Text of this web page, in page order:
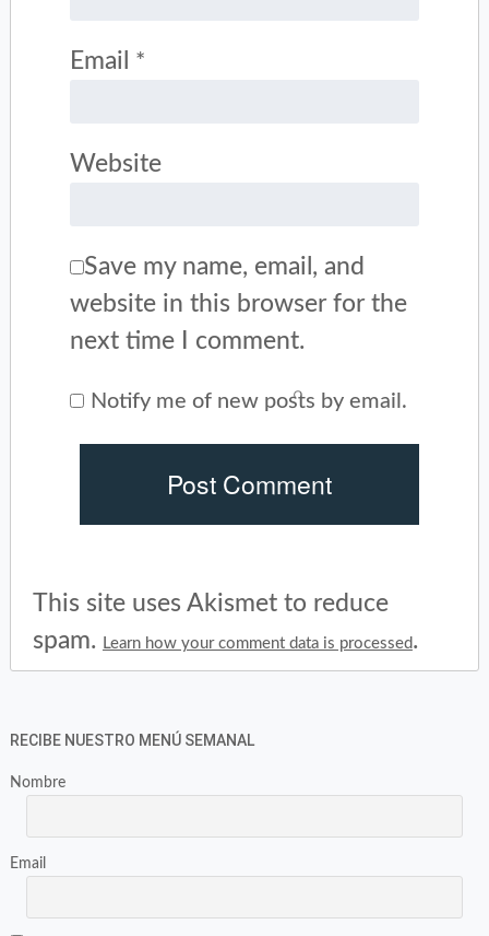
Email *
Website
Save my name, email, and
website in this browser for the
next time I comment.
Notify me of new posts by email.
This site uses Akismet to reduce
spam.
Learn how your comment data is processed.
RECIBE NUESTRO MENÚ SEMANAL
Nombre
Email